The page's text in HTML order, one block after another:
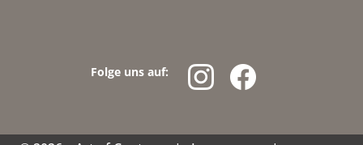
Folge uns auf: